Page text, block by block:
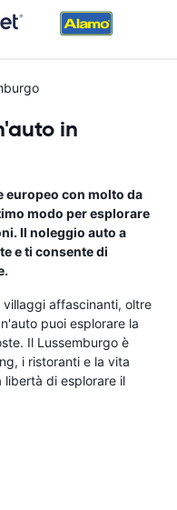
in
europeo con molto da
modo per esplorare
Il noleggio auto a
e ti consente di
affascinanti, oltre
puoi esplorare la
Il Lussemburgo è
i ristoranti e la vita
libertà di esplorare il